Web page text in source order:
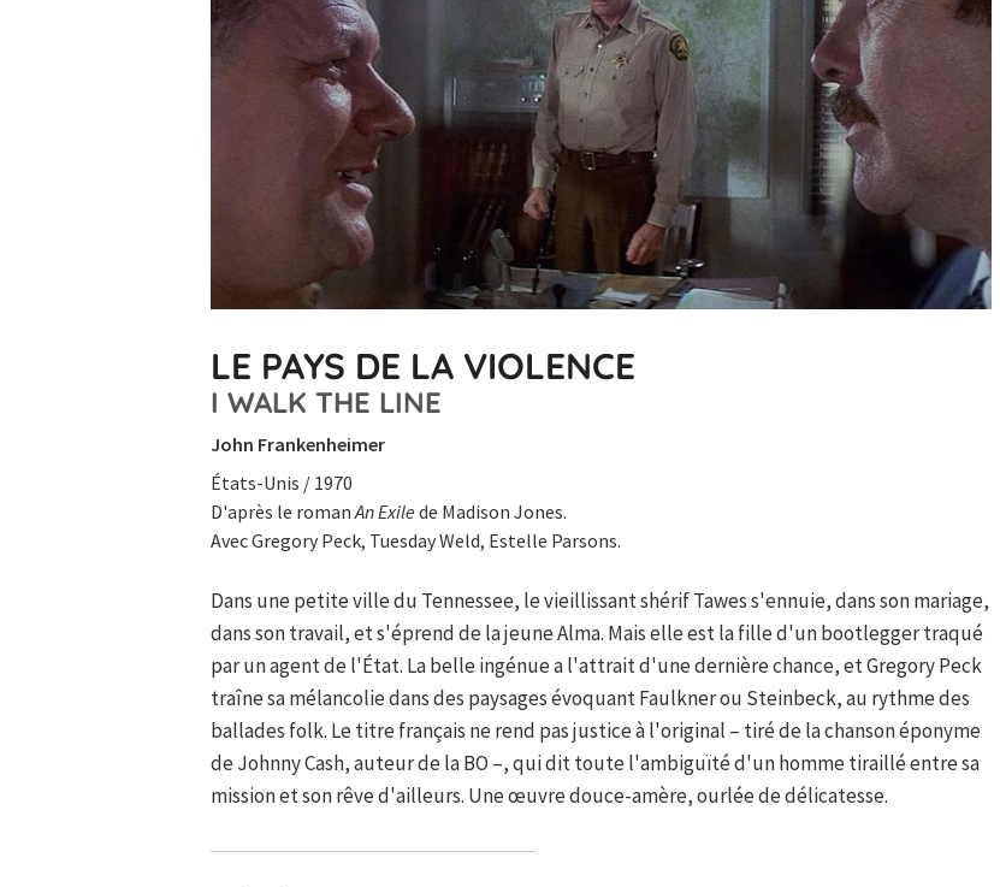
LE PAYS DE LA VIOLENCE
I WALK THE LINE
John Frankenheimer
États-Unis / 1970
D'après le roman An Exile de Madison Jones.
Avec Gregory Peck, Tuesday Weld, Estelle Parsons.
Dans une petite ville du Tennessee, le vieillissant shérif Tawes s'ennuie, dans son mariage,
dans son travail, et s'éprend de la jeune Alma. Mais elle est la fille d'un bootlegger traqué
par un agent de l'État. La belle ingénue a l'attrait d'une dernière chance, et Gregory Peck
traîne sa mélancolie dans des paysages évoquant Faulkner ou Steinbeck, au rythme des
ballades folk. Le titre français ne rend pas justice à l'original – tiré de la chanson éponyme
de Johnny Cash, auteur de la BO –, qui dit toute l'ambiguïté d'un homme tiraillé entre sa
mission et son rêve d'ailleurs. Une œuvre douce-amère, ourlée de délicatesse.